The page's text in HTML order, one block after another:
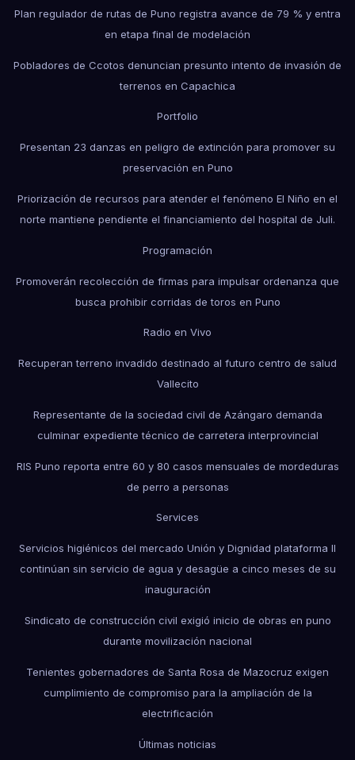
Plan regulador de rutas de Puno registra avance de 79 % y entra
en etapa final de modelación
Pobladores de Ccotos denuncian presunto intento de invasión de
terrenos en Capachica
Portfolio
Presentan 23 danzas en peligro de extinción para promover su
preservación en Puno
Priorización de recursos para atender el fenómeno El Niño en el
norte mantiene pendiente el financiamiento del hospital de Juli.
Programación
Promoverán recolección de firmas para impulsar ordenanza que
busca prohibir corridas de toros en Puno
Radio en Vivo
Recuperan terreno invadido destinado al futuro centro de salud
Vallecito
Representante de la sociedad civil de Azángaro demanda
culminar expediente técnico de carretera interprovincial
RIS Puno reporta entre 60 y 80 casos mensuales de mordeduras
de perro a personas
Services
Servicios higiénicos del mercado Unión y Dignidad plataforma II
continúan sin servicio de agua y desagüe a cinco meses de su
inauguración
Sindicato de construcción civil exigió inicio de obras en puno
durante movilización nacional
Tenientes gobernadores de Santa Rosa de Mazocruz exigen
cumplimiento de compromiso para la ampliación de la
electrificación
Últimas noticias